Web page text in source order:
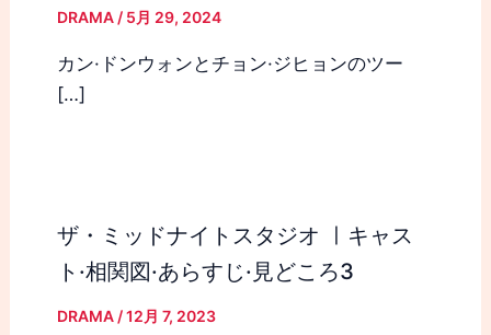
DRAMA/ 5月 29, 2024
カン·ドンウォンとチョン·ジヒョンのツー
[…]
ザ・ミッドナイトスタジオ ㅣキャス
ト·相関図·あらすじ·見どころ3
DRAMA/12月 7, 2023